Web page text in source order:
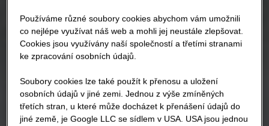
Používáme různé soubory cookies abychom vám umožnili
co nejlépe využívat náš web a mohli jej neustále zlepšovat.
Cookies jsou využívány naší společností a třetími stranami
ke zpracování osobních údajů.
Soubory cookies lze také použít k přenosu a uložení
osobních údajů v jiné zemi. Jednou z výše zmíněných
třetích stran, u které může docházet k přenášení údajů do
jiné země, je Google LLC se sídlem v USA. USA jsou jednou